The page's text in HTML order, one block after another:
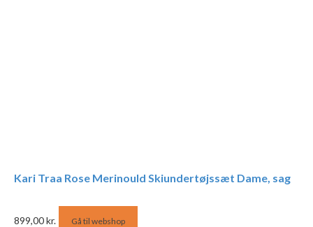
Kari Traa Rose Merinould Skiundertøjssæt Dame, sag
899,00kr. Gå til webshop